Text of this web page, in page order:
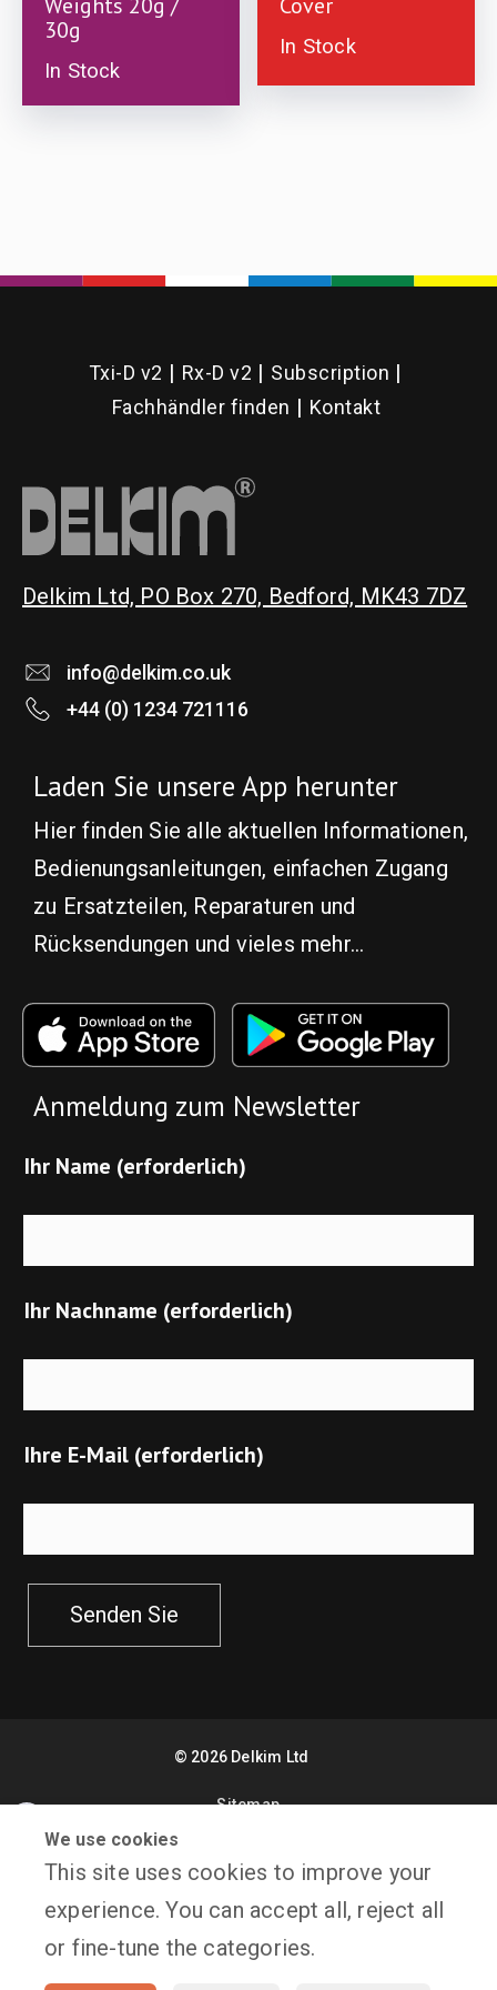
Weights 20g /
30g
In Stock
variants.
on
the
page
Cover
In Stock
Txi-D v2 Rx-D v2
Subscription
Fachhändler finden
Kontakt
Delkim Ltd, PO Box 270, Bedford, MK43 7DZ
info@delkim.co.uk
+44 (0) 1234 721116
Laden Sie unsere App herunter
Hier finden Sie alle aktuellen Informationen,
Bedienungsanleitungen, einfachen Zugang
zu Ersatzteilen, Reparaturen und
Rücksendungen und vieles mehr...
Anmeldung zum Newsletter
Ihr Name (erforderlich)
Ihr Nachname (erforderlich)
Ihre E-Mail (erforderlich)
Senden Sie
© 2026 Delkim Ltd
Sitemap
Website Design by Freetimers
Terms & Conditions
Datenschutzbestimmungen
Consent Preferences
My account
Facebook
X
YouTube
Instagram
We use cookies
This site uses cookies to improve your
experience. You can accept all, reject all
or fine-tune the categories.